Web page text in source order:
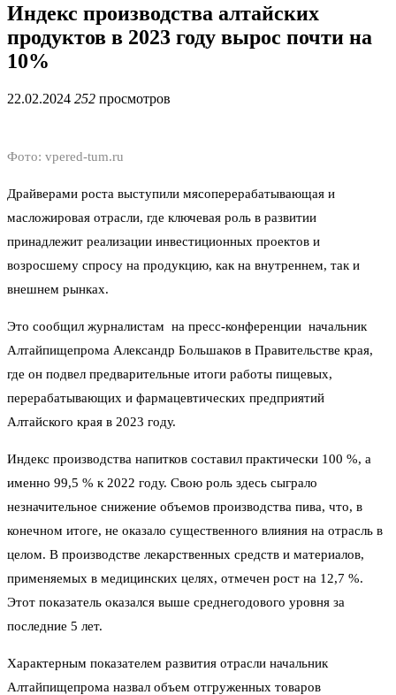
Индекс производства алтайских
продуктов в 2023 году вырос почти на
10%
22.02.2024 252 просмотров
Фото: vpered-tum.ru
Драйверами роста выступили мясоперерабатывающая и
масложировая отрасли, где ключевая роль в развитии
принадлежит реализации инвестиционных проектов и
возросшему спросу на продукцию, как на внутреннем, так и
внешнем рынках.
Это сообщил журналистам на пресс-конференции начальник
Алтайпищепрома Александр Большаков в Правительстве края,
где он подвел предварительные итоги работы пищевых,
перерабатывающих и фармацевтических предприятий
Алтайского края в 2023 году.
Индекс производства напитков составил практически 100 %, а
именно 99,5 % к 2022 году. Свою роль здесь сыграло
незначительное снижение объемов производства пива, что, в
конечном итоге, не оказало существенного влияния на отрасль в
целом. В производстве лекарственных средств и материалов,
применяемых в медицинских целях, отмечен рост на 12,7 %.
Этот показатель оказался выше среднегодового уровня за
последние 5 лет.
Характерным показателем развития отрасли начальник
Алтайпищепрома назвал объем отгруженных товаров